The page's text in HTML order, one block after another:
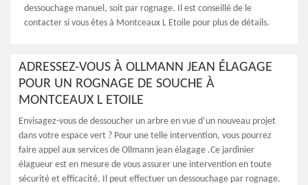
dessouchage manuel, soit par rognage. Il est conseillé de le
contacter si vous êtes à Montceaux L Etoile pour plus de détails.
ADRESSEZ-VOUS À OLLMANN JEAN ÉLAGAGE
POUR UN ROGNAGE DE SOUCHE À
MONTCEAUX L ETOILE
Envisagez-vous de dessoucher un arbre en vue d’un nouveau projet
dans votre espace vert ? Pour une telle intervention, vous pourrez
faire appel aux services de Ollmann jean élagage .Ce jardinier
élagueur est en mesure de vous assurer une intervention en toute
sécurité et efficacité. Il peut effectuer un dessouchage par rognage.